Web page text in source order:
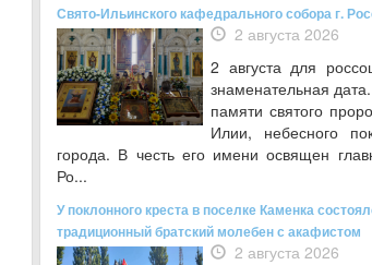
Свято-Ильинского кафедрального собора г.
2 августа 2026
2 августа для
знаменательная
памяти святого
Илии, небесного
города. В честь его имени освящен
Ро...
У поклонного креста в поселке Каменка
традиционный братский молебен с акафистом
2 августа 2026